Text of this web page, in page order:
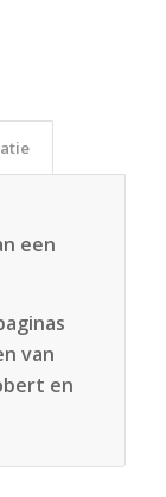
een
van
en